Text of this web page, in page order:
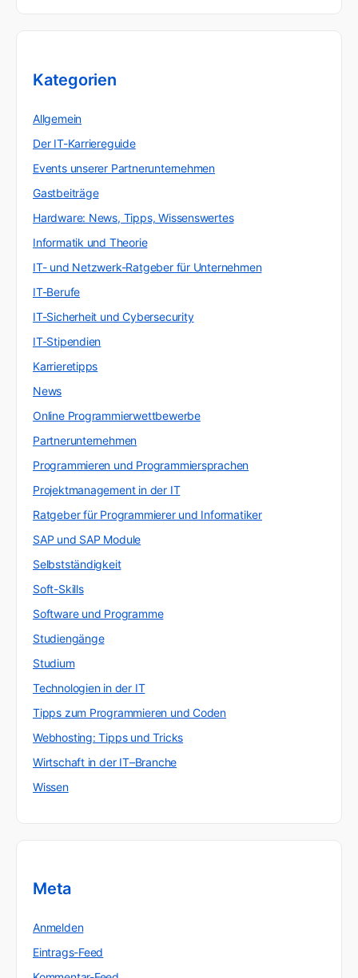
Kategorien
Allgemein
Der IT-Karriereguide
Events unserer Partnerunternehmen
Gastbeiträge
Hardware: News, Tipps, Wissenswertes
Informatik und Theorie
IT- und Netzwerk-Ratgeber für Unternehmen
IT-Berufe
IT-Sicherheit und Cybersecurity
IT-Stipendien
Karrieretipps
News
Online Programmierwettbewerbe
Partnerunternehmen
Programmieren und Programmiersprachen
Projektmanagement in der IT
Ratgeber für Programmierer und Informatiker
SAP und SAP Module
Selbstständigkeit
Soft-Skills
Software und Programme
Studiengänge
Studium
Technologien in der IT
Tipps zum Programmieren und Coden
Webhosting: Tipps und Tricks
Wirtschaft in der IT–Branche
Wissen
Meta
Anmelden
Eintrags-Feed